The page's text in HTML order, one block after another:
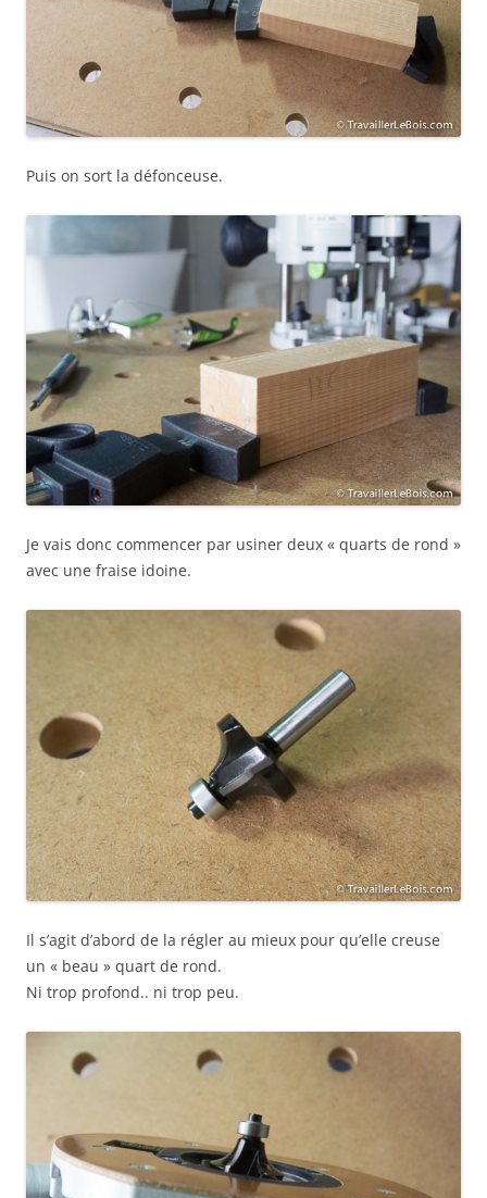
Puis on sort la défonceuse.
Je vais donc commencer par usiner deux « quarts de rond »
avec une fraise idoine.
Il s’agit d’abord de la régler au mieux pour qu’elle creuse
un « beau » quart de rond.
Ni trop profond.. ni trop peu.